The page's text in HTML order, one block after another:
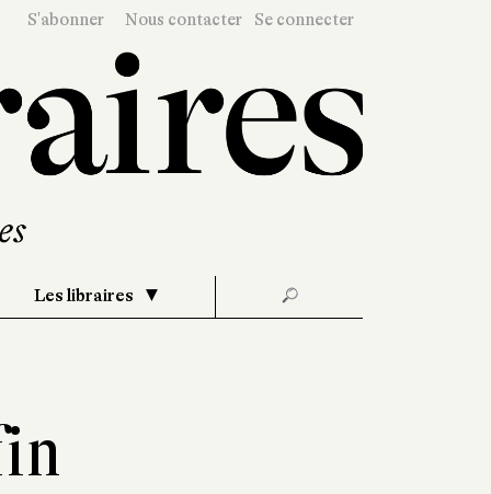
S'abonner Nous contacter Se connecter
Les libraires 🔎